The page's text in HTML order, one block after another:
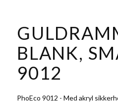
BLANK,
9012
PhoEco 9012 - Med akryl